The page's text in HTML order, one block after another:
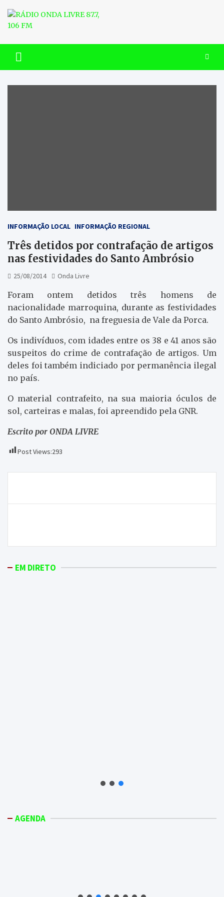
content
RÁDIO ONDA LIVRE 87.7, 106
FM
INFORMAÇÃO LOCAL INFORMAÇÃO REGIONAL
Três detidos por contrafação de artigos
nas festividades do Santo Ambrósio
25/08/2014 Onda Livre
Foram ontem detidos três homens de
nacionalidade marroquina, durante as festividades
do Santo Ambrósio, na freguesia de Vale da Porca.
Os indivíduos, com idades entre os 38 e 41 anos são
suspeitos do crime de contrafação de artigos. Um
deles foi também indiciado por permanência ilegal
no país.
O material contrafeito, na sua maioria óculos de
sol, carteiras e malas, foi apreendido pela GNR.
Escrito por ONDA LIVRE
Post Views:293
EM DIRETO
AGENDA